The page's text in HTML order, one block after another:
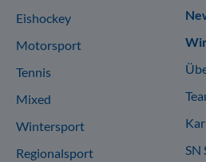
Eishockey
Motorsport
Tennis
Mixed
Wintersport
Regionalsport
SN